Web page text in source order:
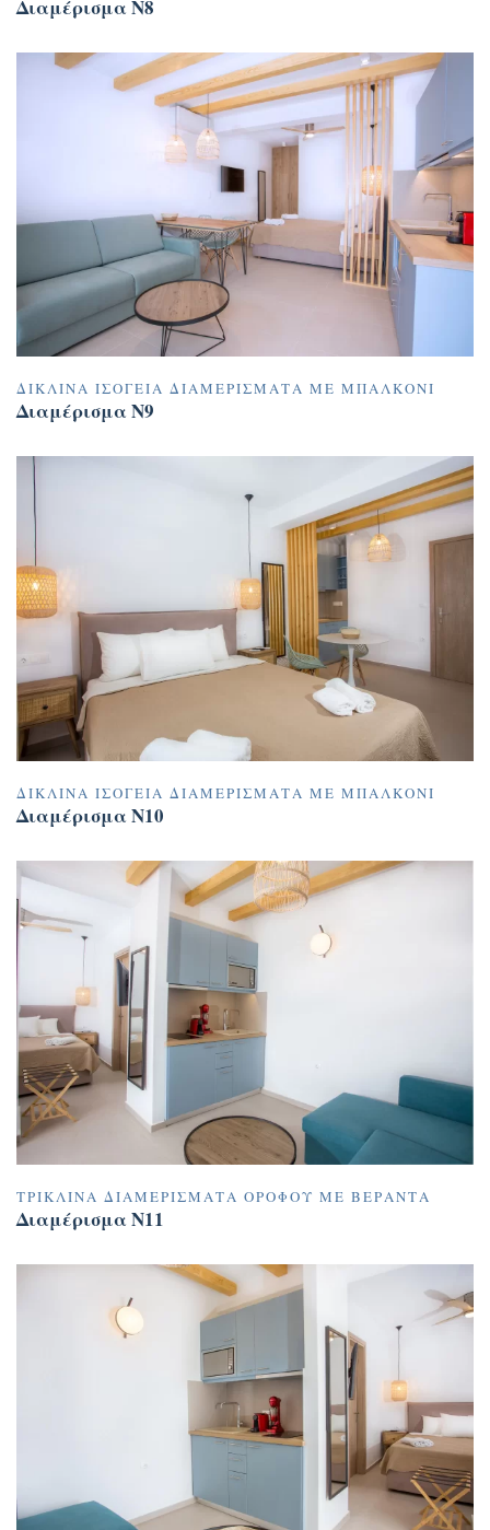
Διαμέρισμα N8
ΔΊΚΛΙΝΑ ΙΣΌΓΕΙΑ ΔΙΑΜΕΡΊΣΜΑΤΑ ΜΕ ΜΠΑΛΚΌΝΙ
Διαμέρισμα N9
ΔΊΚΛΙΝΑ ΙΣΌΓΕΙΑ ΔΙΑΜΕΡΊΣΜΑΤΑ ΜΕ ΜΠΑΛΚΌΝΙ
Διαμέρισμα N10
ΤΡΊΚΛΙΝΑ ΔΙΑΜΕΡΊΣΜΑΤΑ ΟΡΌΦΟΥ ΜΕ ΒΕΡΆΝΤΑ
Διαμέρισμα N11